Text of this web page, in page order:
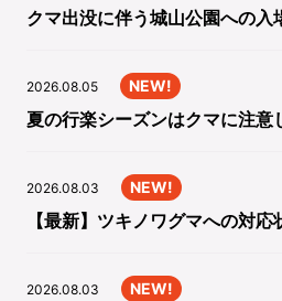
クマ出没に伴う城山公園への入
2026.08.05 NEW!
夏の行楽シーズンはクマに注意
2026.08.03 NEW!
【最新】ツキノワグマへの対応
2026.08.03 NEW!